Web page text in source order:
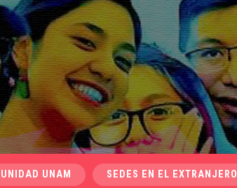
UNAM SEDES EN EL EXTRANJERO